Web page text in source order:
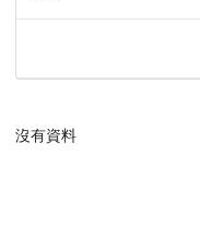
沒有資料